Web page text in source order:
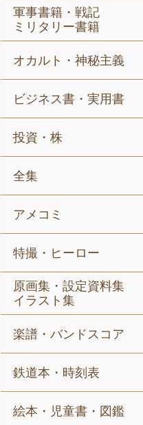
軍事書籍・戦記
ミリタリー書籍
オカルト・神秘主義
ビジネス書・実用書
投資・株
全集
アメコミ
特撮・ヒーロー
原画集・設定資料集
イラスト集
楽譜・バンドスコア
鉄道本・時刻表
絵本・児童書・図鑑